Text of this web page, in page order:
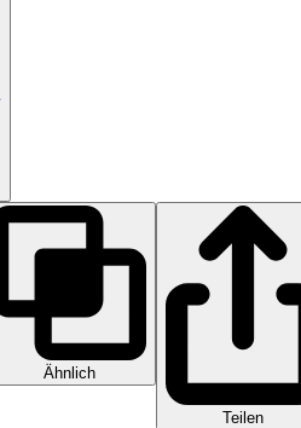
Ähnlich
Teilen